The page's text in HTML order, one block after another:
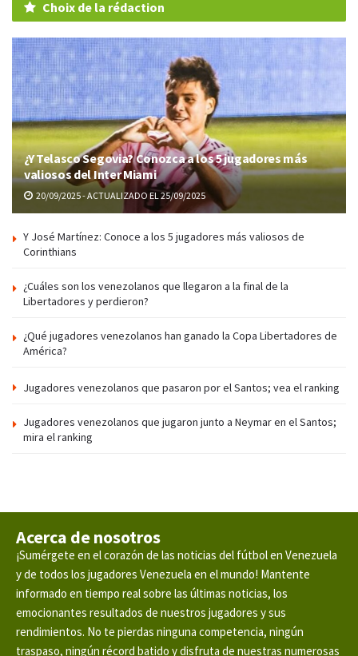
Choix de la rédaction
¿Y Telasco Segovia? Conozca a los 5 jugadores más
valiosos del Inter Miami
20/09/2025 - ACTUALIZADO EL 25/09/2025
Y José Martínez: Conoce a los 5 jugadores más valiosos de
Corinthians
¿Cuáles son los venezolanos que llegaron a la final de la
Libertadores y perdieron?
¿Qué jugadores venezolanos han ganado la Copa Libertadores de
América?
Jugadores venezolanos que pasaron por el Santos; vea el ranking
Jugadores venezolanos que jugaron junto a Neymar en el Santos;
mira el ranking
Acerca de nosotros
¡Sumérgete en el corazón de las noticias del fútbol en Venezuela
y de todos los jugadores Venezuela en el mundo! Mantente
informado en tiempo real sobre las últimas noticias, los
emocionantes resultados de nuestros jugadores y sus
rendimientos. No te pierdas ninguna competencia, ningún
traspaso, ningún récord batido y disfruta de nuestras numerosas